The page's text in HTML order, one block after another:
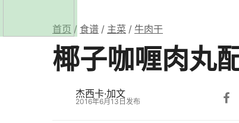
首页 / 食谱 / 主菜 / 牛肉干
椰子咖喱肉丸
杰西卡·加文
2016年6月13日发布